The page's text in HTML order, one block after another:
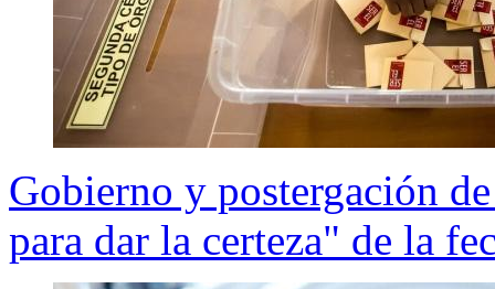
Gobierno y postergación
para dar la certeza" de la